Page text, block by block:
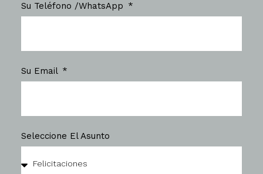
Su Teléfono /WhatsApp
Su Email
Seleccione El Asunto